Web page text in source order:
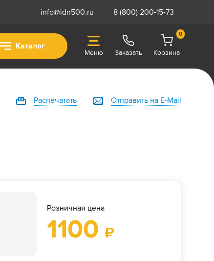
info@idn500.ru 8 (800) 200-15-73
Каталог
Меню Заказать
0
Корзина
Распечатать Отправить на E-Mail
Розничная цена
1100 ₽